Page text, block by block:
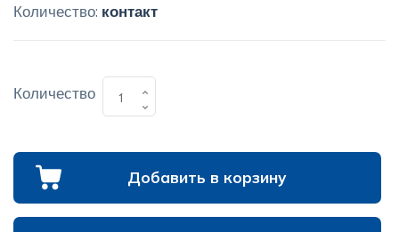
Количество: контакт
Количество
Добавить в корзину